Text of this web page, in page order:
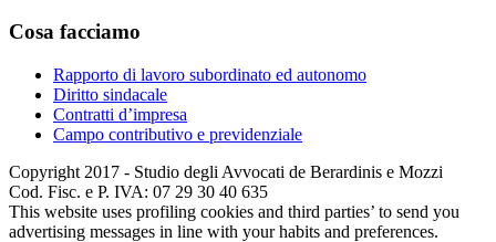
Cosa facciamo
Rapporto di lavoro subordinato ed autonomo
Diritto sindacale
Contratti d’impresa
Campo contributivo e previdenziale
Copyright 2017 - Studio degli Avvocati de Berardinis e Mozzi
Cod. Fisc. e P. IVA: 07 29 30 40 635
This website uses profiling cookies and third parties’ to send you
advertising messages in line with your habits and preferences.